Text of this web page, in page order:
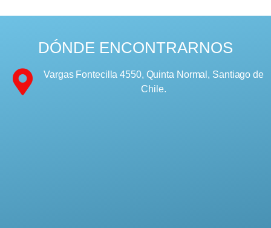
DÓNDE ENCONTRARNOS
Vargas Fontecilla 4550, Quinta Normal, Santiago de
Chile.